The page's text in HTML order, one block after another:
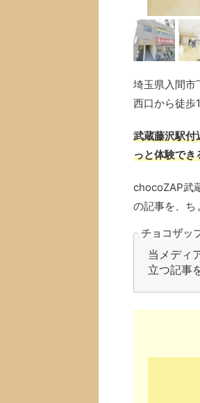
埼玉県入間市
西口から徒歩
武蔵藤沢駅付
っと体験で
chocoZAP武
の記事を、ち
チョコザッ
当メディ
立つ記事